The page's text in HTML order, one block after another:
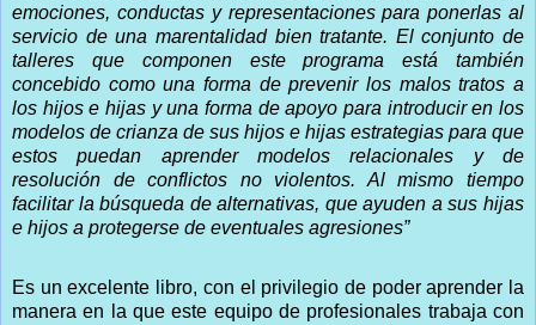
emociones, conductas y representaciones para ponerlas al
servicio de una marentalidad bien tratante. El conjunto de
talleres que componen este programa está también
concebido como una forma de prevenir los malos tratos a
los hijos e hijas y una forma de apoyo para introducir en los
modelos de crianza de sus hijos e hijas estrategias para que
estos puedan aprender modelos relacionales y de
resolución de conflictos no violentos. Al mismo tiempo
facilitar la búsqueda de alternativas, que ayuden a sus hijas
e hijos a protegerse de eventuales agresiones”
Es un excelente libro, con el privilegio de poder aprender la
manera en la que este equipo de profesionales trabaja con